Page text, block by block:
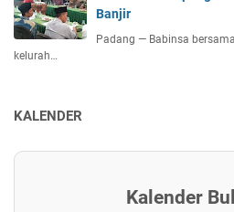
Banjir
Padang — Babinsa
kelurah…
KALENDER
Kalender